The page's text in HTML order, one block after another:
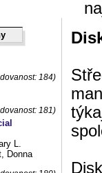
184)
181)
L.
Donna